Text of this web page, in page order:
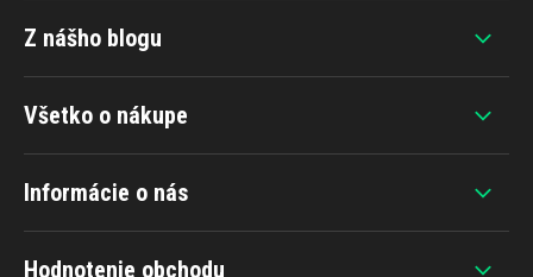
Všetko o nákupe
Informácie o nás
Hodnotenie obchodu
Z nášho blogu